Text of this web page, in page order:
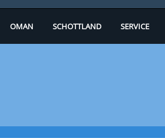
OMAN SCHOTTLAND SERVICE